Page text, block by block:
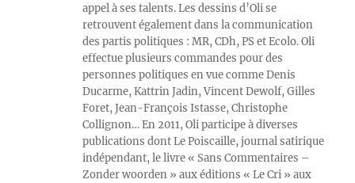
appel à ses talents. Les dessins d’Oli se
retrouvent également dans la communication
des partis politiques : MR, CDh, PS et Ecolo. Oli
effectue plusieurs commandes pour des
personnes politiques en vue comme Denis
Ducarme, Kattrin Jadin, Vincent Dewolf, Gilles
Foret, Jean-François Istasse, Christophe
Collignon… En 2011, Oli participe à diverses
publications dont Le Poiscaille, journal satirique
indépendant, le livre « Sans Commentaires –
Zonder woorden » aux éditions « Le Cri » aux